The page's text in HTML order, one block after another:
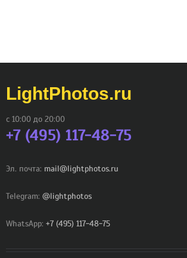
LightPhotos.ru
с 10:00 до 20:00
+7 (495) 117-48-75
Эл. почта: mail@lightphotos.ru
Telegram: @lightphotos
WhatsApp: +7 (495) 117-48-75